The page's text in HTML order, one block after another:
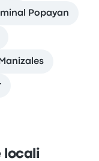
Popayan
locali